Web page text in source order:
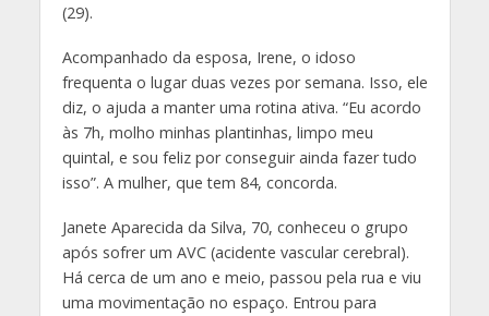
(29).
Acompanhado da esposa, Irene, o idoso
frequenta o lugar duas vezes por semana. Isso, ele
diz, o ajuda a manter uma rotina ativa. “Eu acordo
às 7h, molho minhas plantinhas, limpo meu
quintal, e sou feliz por conseguir ainda fazer tudo
isso”. A mulher, que tem 84, concorda.
Janete Aparecida da Silva, 70, conheceu o grupo
após sofrer um AVC (acidente vascular cerebral).
Há cerca de um ano e meio, passou pela rua e viu
uma movimentação no espaço. Entrou para